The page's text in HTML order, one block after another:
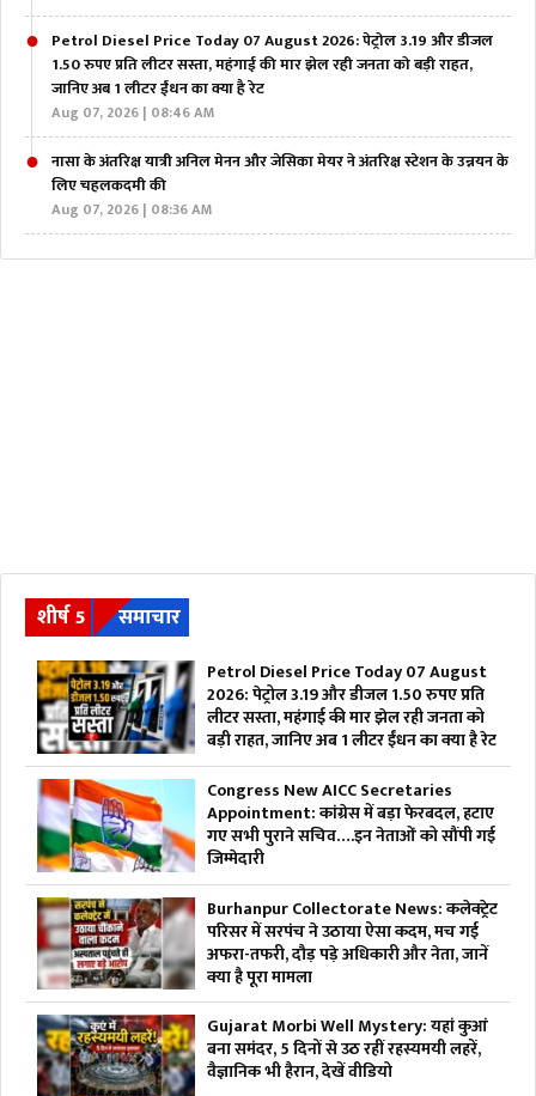
Petrol Diesel Price Today 07 August 2026: पेट्रोल 3.19 और डीजल
1.50 रुपए प्रति लीटर सस्ता, महंगाई की मार झेल रही जनता को बड़ी राहत,
जानिए अब 1 लीटर ईंधन का क्या है रेट
Aug 07, 2026 | 08:46 AM
नासा के अंतरिक्ष यात्री अनिल मेनन और जेसिका मेयर ने अंतरिक्ष स्टेशन के उन्नयन के
लिए चहलकदमी की
Aug 07, 2026 | 08:36 AM
शीर्ष 5 समाचार
Petrol Diesel Price Today 07 August
2026: पेट्रोल 3.19 और डीजल 1.50 रुपए प्रति
लीटर सस्ता, महंगाई की मार झेल रही जनता को
बड़ी राहत, जानिए अब 1 लीटर ईंधन का क्या है रेट
Congress New AICC Secretaries
Appointment: कांग्रेस में बड़ा फेरबदल, हटाए
गए सभी पुराने सचिव….इन नेताओं को सौंपी गई
जिम्मेदारी
Burhanpur Collectorate News: कलेक्ट्रेट
परिसर में सरपंच ने उठाया ऐसा कदम, मच गई
अफरा-तफरी, दौड़ पड़े अधिकारी और नेता, जानें
क्या है पूरा मामला
Gujarat Morbi Well Mystery: यहां कुआं
बना समंदर, 5 दिनों से उठ रहीं रहस्यमयी लहरें,
वैज्ञानिक भी हैरान, देखें वीडियो